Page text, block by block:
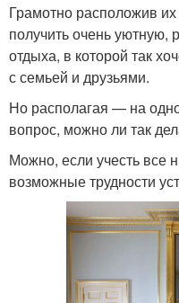
Грамотно расположив
получить очень
отдыха, в которой так
с семьей и друзьями.
Но располагая — на
вопрос, можно ли так
Можно, если учесть все
возможные трудности